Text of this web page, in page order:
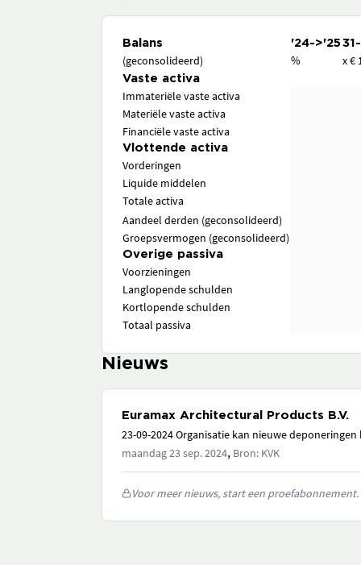
Balans '24->'25
(geconsolideerd) % x €
Vaste activa
Immateriële vaste activa
Materiële vaste activa
Financiële vaste activa
Vlottende activa
Vorderingen
Liquide middelen
Totale activa
Aandeel derden (geconsolideerd)
Groepsvermogen (geconsolideerd)
Overige passiva
Voorzieningen
Langlopende schulden
Kortlopende schulden
Totaal passiva
Nieuws
Euramax Architectural Products B.V.
23-09-2024 Organisatie kan nieuwe
maandag 23 sep. 2024, Bron: KVK
Voor meer nieuws, start een proefabonnement.